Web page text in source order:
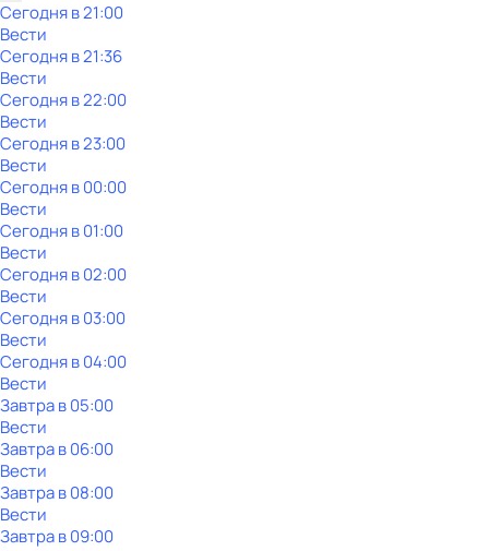
Сегодня в 21:00
Вести
Сегодня в 21:36
Вести
Сегодня в 22:00
Вести
Сегодня в 23:00
Вести
Сегодня в 00:00
Вести
Сегодня в 01:00
Вести
Сегодня в 02:00
Вести
Сегодня в 03:00
Вести
Сегодня в 04:00
Вести
Завтра в 05:00
Вести
Завтра в 06:00
Вести
Завтра в 08:00
Вести
Завтра в 09:00